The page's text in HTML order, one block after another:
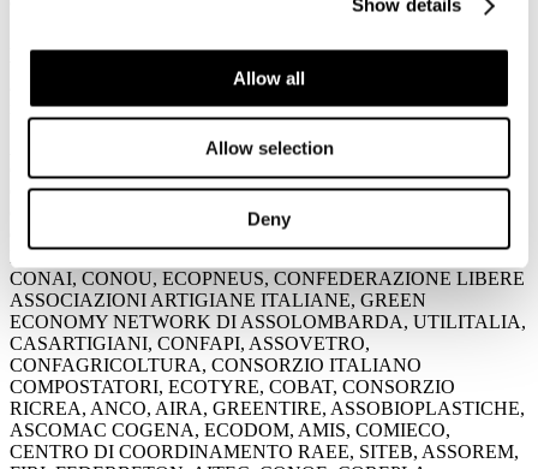
Show details
Allow all
Allow selection
Deny
anche la nostra proposta di provvedere con urgenza intervenendo
nel disegno di legge di conversione del decreto sulle crisi aziendali.
FEDERAZIONE CARTA E GRAFICA
CONFINDUSTRIA, CIRCULAR ECONOMY NETWORK,
CNA, FISEUNICIRCULAR, FISE ASSOAMBIENTE,
CONFEDERAZIONE ITALIANA AGRICOLTORI,
CONFARTIGIANATO IMPRESE, CONFCOOPERATIVE,
LEGACOOP PRODUZIONE E SERVIZI, CISAMBIENTE,
CONAI, CONOU, ECOPNEUS, CONFEDERAZIONE LIBERE
ASSOCIAZIONI ARTIGIANE ITALIANE, GREEN
ECONOMY NETWORK DI ASSOLOMBARDA, UTILITALIA,
CASARTIGIANI, CONFAPI, ASSOVETRO,
CONFAGRICOLTURA, CONSORZIO ITALIANO
COMPOSTATORI, ECOTYRE, COBAT, CONSORZIO
RICREA, ANCO, AIRA, GREENTIRE, ASSOBIOPLASTICHE,
ASCOMAC COGENA, ECODOM, AMIS, COMIECO,
CENTRO DI COORDINAMENTO RAEE, SITEB, ASSOREM,